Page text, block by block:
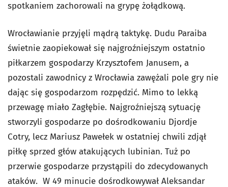
spotkaniem zachorowali na grypę żołądkową.
Wrocławianie przyjęli mądrą taktykę. Dudu Paraiba
świetnie zaopiekował się najgroźniejszym ostatnio
piłkarzem gospodarzy Krzysztofem Janusem, a
pozostali zawodnicy z Wrocławia zawężali pole gry nie
dając się gospodarzom rozpędzić. Mimo to lekką
przewagę miało Zagłębie. Najgroźniejszą sytuację
stworzyli gospodarze po dośrodkowaniu Djordje
Cotry, lecz Mariusz Pawełek w ostatniej chwili zdjął
piłkę sprzed głów atakujących lubinian. Tuż po
przerwie gospodarze przystąpili do zdecydowanych
ataków. W 49 minucie dośrodkowywał Aleksandar